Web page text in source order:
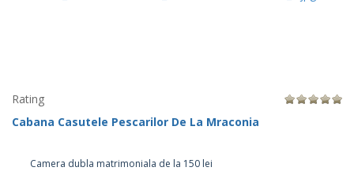
Rating
Cabana Casutele Pescarilor De La Mraconia
Camera dubla matrimoniala de la 150 lei